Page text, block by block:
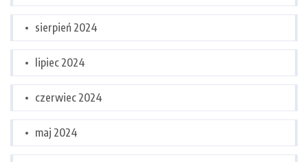
sierpień 2024
lipiec 2024
czerwiec 2024
maj 2024